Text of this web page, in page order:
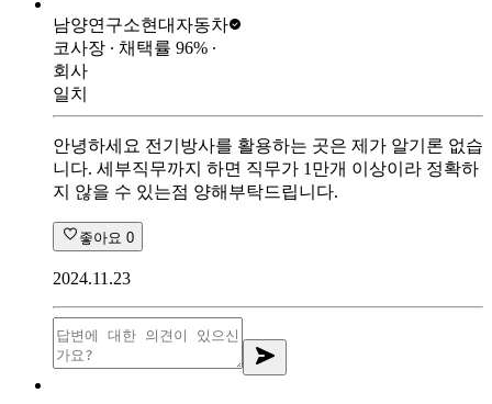
남양연구소현대자동차
코사장 ∙ 채택률 96% ∙
회사
일치
안녕하세요 전기방사를 활용하는 곳은 제가 알기론 없습
니다. 세부직무까지 하면 직무가 1만개 이상이라 정확하
지 않을 수 있는점 양해부탁드립니다.
좋아요 0
2024.11.23